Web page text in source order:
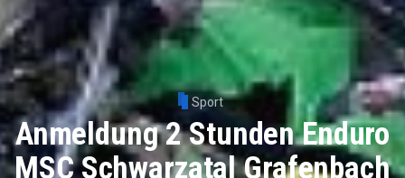
Sport
Anmeldung 2 Stunden Enduro
MSC Schwarzatal Grafenbach